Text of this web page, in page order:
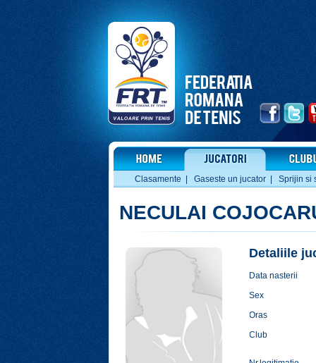
Clasamente Gaseste un jucator Sprijin si
NECULAI
Detaliile
Data nasterii
Sex
Oras
Club